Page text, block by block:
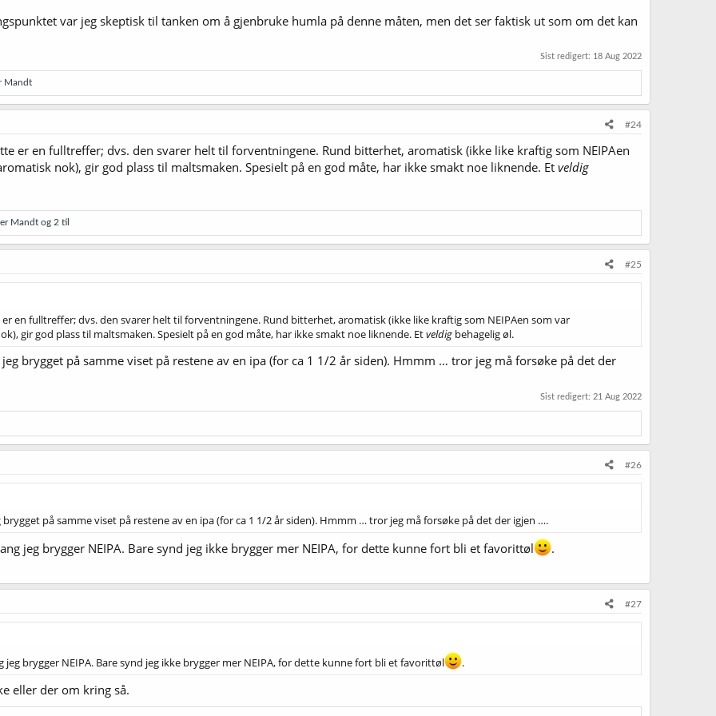
var jeg skeptisk til tanken om å gjenbruke humla på denne måten, men det ser faktisk ut som om det kan
Sist redigert: 18 Aug 2022
Mandt
#24
er en fulltreffer; dvs. den svarer helt til forventningene. Rund bitterhet, aromatisk (ikke like kraftig som NEIPAen
nok), gir god plass til maltsmaken. Spesielt på en god måte, har ikke smakt noe liknende. Et veldig
Mandt og 2 til
#25
en fulltreffer; dvs. den svarer helt til forventningene. Rund bitterhet, aromatisk (ikke like kraftig som NEIPAen som var
gir god plass til maltsmaken. Spesielt på en god måte, har ikke smakt noe liknende. Etveldig behagelig øl.
brygget på samme viset på restene av en ipa (for ca 1 1/2 år siden). Hmmm … tror jeg må forsøke på det der
Sist redigert: 21 Aug 2022
#26
brygget på samme viset på restene av en ipa (for ca 1 1/2 år siden). Hmmm … tror jeg må forsøke på det der igjen ….
jeg brygger NEIPA. Bare synd jeg ikke brygger mer NEIPA, for dette kunne fort bli et favorittøl .
#27
jeg brygger NEIPA. Bare synd jeg ikke brygger mer NEIPA, for dette kunne fort bli et favorittøl .
eller der om kring så.